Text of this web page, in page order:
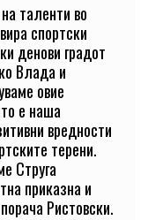
таленти во
спортски
денови градот
Влада и
овие
е наша
вредности
терени.
Струга
приказна и
Ристовски.